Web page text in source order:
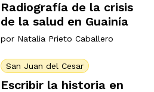
Radiografía de la crisis
de la salud en Guainía
por Natalia Prieto Caballero
San Juan del Cesar
Escribir la historia en